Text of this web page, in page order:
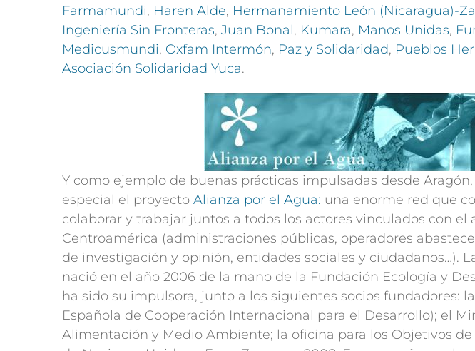
Farmamundi, Haren Alde, Hermanamiento León (Nicaragua)-
Ingeniería Sin Fronteras, Juan Bonal, Kumara, Manos Unidas,
Medicusmundi, Oxfam Intermón, Paz y Solidaridad, Pueblos
Asociación Solidaridad Yuca.
Y como ejemplo de buenas prácticas impulsadas desde
especial el proyecto Alianza por el Agua: una enorme red que
colaborar y trabajar juntos a todos los actores vinculados con el
Centroamérica (administraciones públicas, operadores
de investigación y opinión, entidades sociales y ciudadanos…).
nació en el año 2006 de la mano de la Fundación Ecología y
ha sido su impulsora, junto a los siguientes socios fundadores:
Española de Cooperación Internacional para el Desarrollo); el
Alimentación y Medio Ambiente; la oficina para los Objetivos